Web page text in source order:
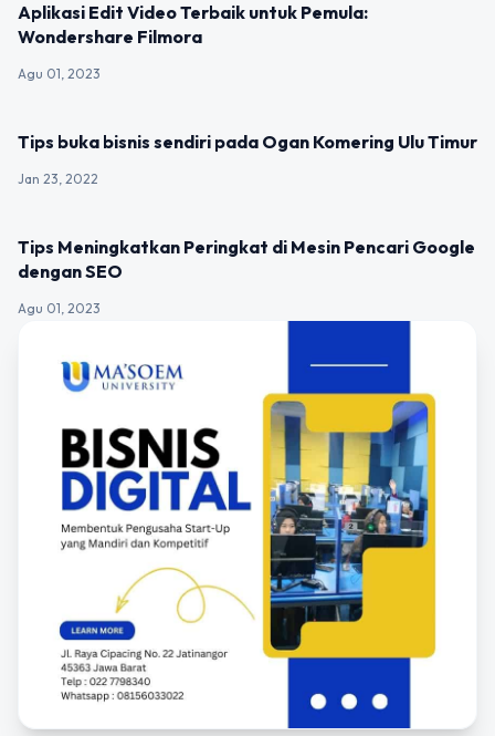
Aplikasi Edit Video Terbaik untuk Pemula:
Wondershare Filmora
Agu 01, 2023
Tips buka bisnis sendiri pada Ogan Komering Ulu Timur
Jan 23, 2022
Tips Meningkatkan Peringkat di Mesin Pencari Google
dengan SEO
Agu 01, 2023